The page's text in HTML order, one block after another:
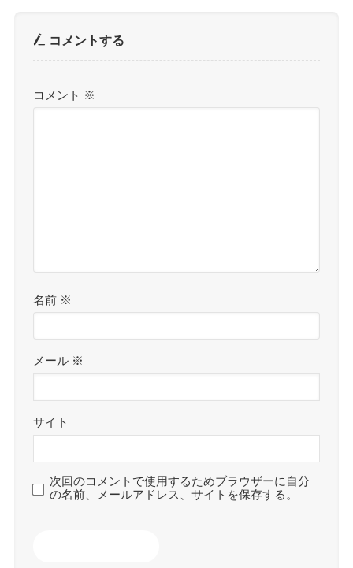
コメントする
コメント ※
名前 ※
メール ※
サイト
次回のコメントで使用するためブラウザーに自分
の名前、メールアドレス、サイトを保存する。